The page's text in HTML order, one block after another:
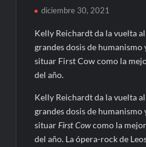
diciembre 30, 2021
Kelly Reichardt da la vuelta
grandes dosis de
situar First Cow como la
del año.
Kelly Reichardt da la vuelta
grandes dosis de
situarFirst Cowcomo la
del año. La ópera-rock de